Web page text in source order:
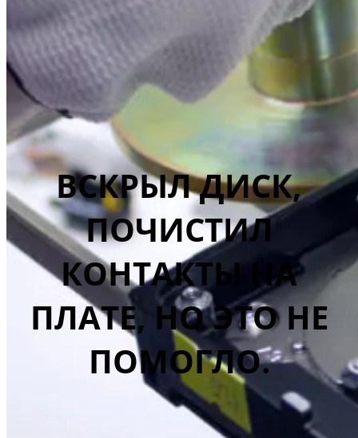
ВСКРЫЛ ДИСК,
ПОЧИСТИЛ
КОНТАКТЫ НА
ПЛАТЕ, НО ЭТО НЕ
ПОМОГЛО.